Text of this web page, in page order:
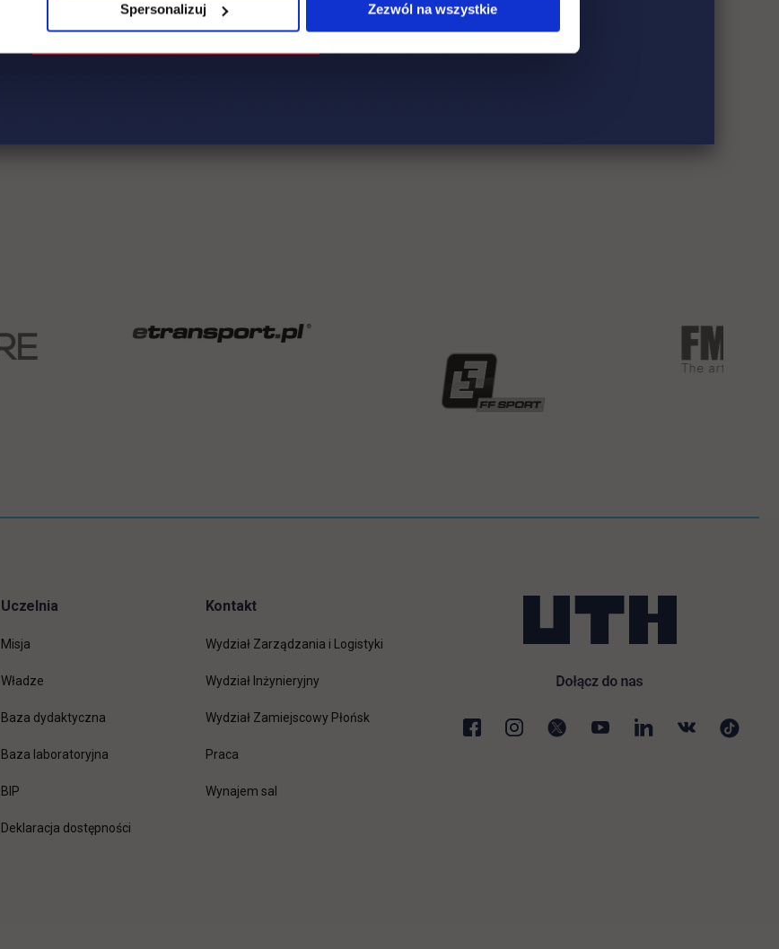
Spersonalizuj Zezwól na wszystkie
Uczelnia
Misja
Władze
Baza dydaktyczna
Baza laboratoryjna
BIP
Deklaracja dostępności
Kontakt
Wydział Zarządzania i Logistyki
Wydział Inżynieryjny
Wydział Zamiejscowy Płońsk
Pracalink otwiera się w nowej karcie
Wynajem sal